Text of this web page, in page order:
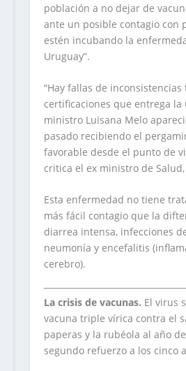
población a no dejar de
ante un posible contagio con
estén incubando la
Uruguay”.
“Hay fallas de inconsistencias
certificaciones que entrega la
ministro Luisana Melo
pasado recibiendo el
favorable desde el punto de
critica el ex ministro de Salud,
Esta enfermedad no tiene
más fácil contagio que la
diarrea intensa, infecciones
neumonía y encefalitis
cerebro).
La crisis de vacunas. El virus
vacuna triple vírica contra el
paperas y la rubéola al año
segundo refuerzo a los cinco